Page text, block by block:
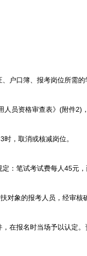
口簿、报考岗位所需的
资格审查表》(附件2)
，取消或核减岗位。
笔试考试费每人45元，
象的报考人员，经审核
报名时当场予以认定。